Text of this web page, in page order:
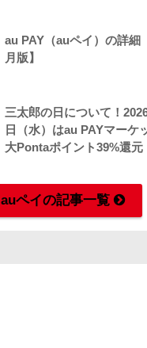
au PAY（auペイ）の詳細
月版】
三太郎の日について！
日（水）はau PAYマーケ
大Pontaポイント39%還元
auペイの記事一覧